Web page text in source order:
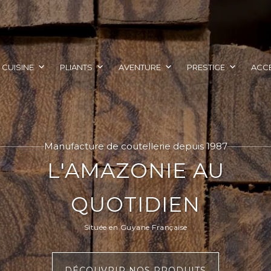
CUISINE PLIANTS AVENTURE PRESTIGE
Manufacture de coutellerie depuis 1987
L'AMAZONIE AU
QUOTIDIEN
Située en Guyane Française